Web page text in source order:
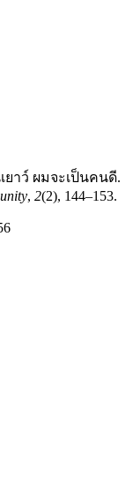
ยาว์ ผมจะเป็นคนดี.
, 2(2), 144–153.